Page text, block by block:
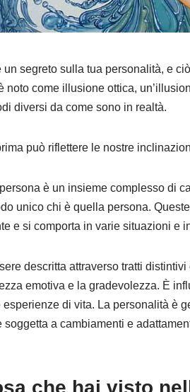
un segreto sulla tua personalità, e
noto come illusione ottica,
diversi da come sono in realtà.
può riflettere le nostre
è un insieme complesso di
unico chi è quella persona.
e si comporta in varie situazioni e
descritta attraverso tratti
emotiva e la gradevolezza. È
di vita. La personalità è
soggetta a cambiamenti e
che hai visto